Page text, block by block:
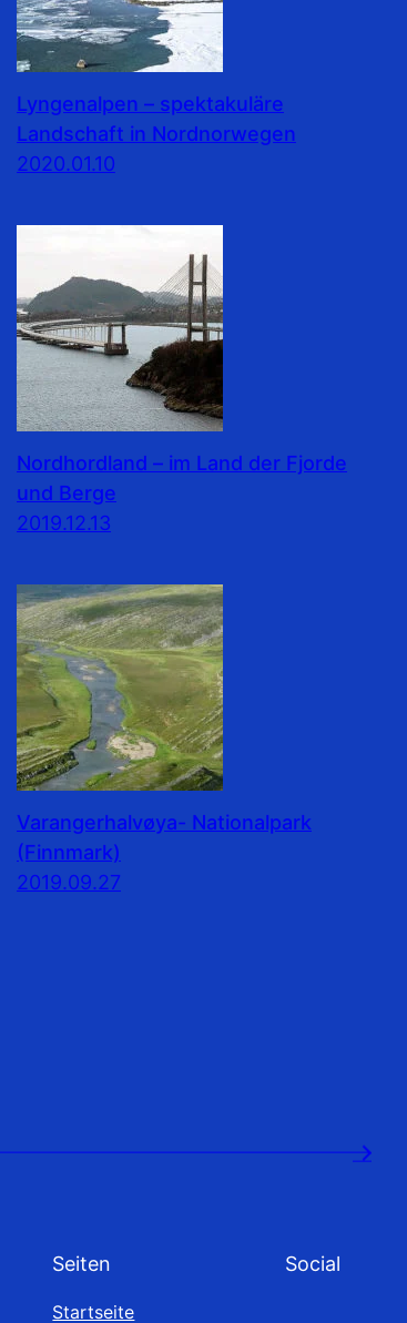
Lyngenalpen – spektakuläre
Landschaft in Nordnorwegen
2020.01.10
Nordhordland – im Land der Fjorde
und Berge
2019.12.13
Varangerhalvøya- Nationalpark
(Finnmark)
2019.09.27
→
Seiten
Startseite
Social